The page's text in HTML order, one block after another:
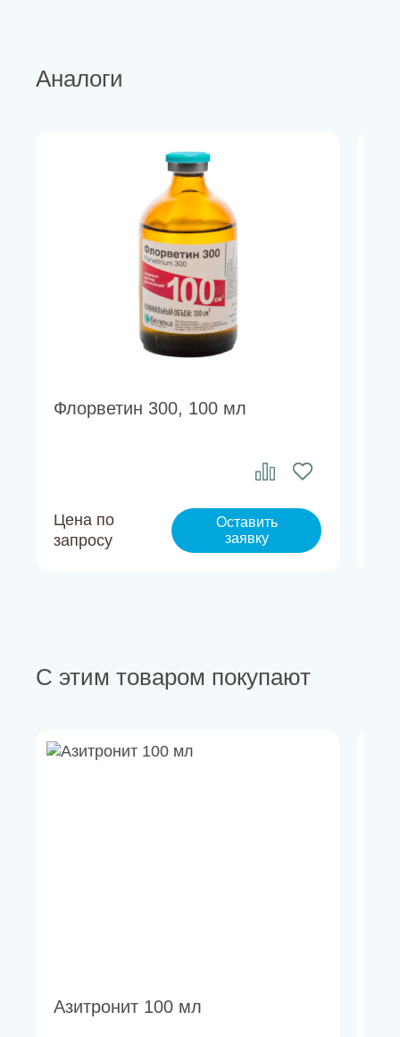
Аналоги
Флорветин 300, 100 мл
Цена по
запросу
Оставить
заявку
С этим товаром покупают
Азитронит 100 мл